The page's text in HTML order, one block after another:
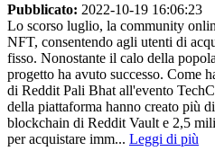
Pubblicato: 2022-10-19 16:06:23
Lo scorso luglio, la community
NFT, consentendo agli utenti di
fisso. Nonostante il calo della
progetto ha avuto successo. Come
di Reddit Pali Bhat all'evento
della piattaforma hanno creato più
blockchain di Reddit Vault e 2,5
per acquistare imm... Leggi di più